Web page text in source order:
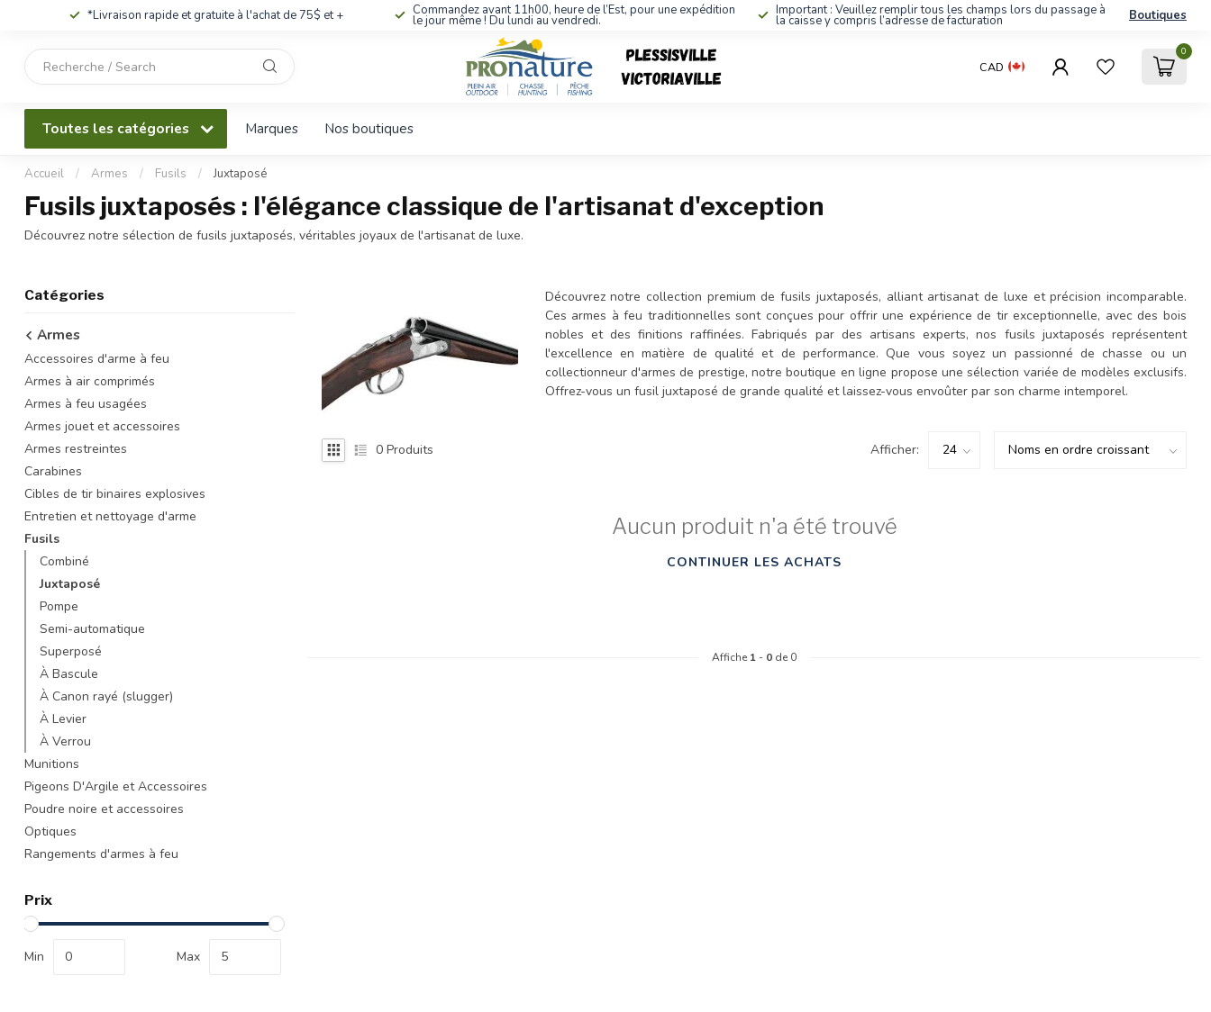
*Livraison rapide et gratuite à l'achat de 75$ et + Commandez avant 11h00, heure de l’Est, pour une expédition
le jour même ! Du lundi au vendredi.
Important : Veuillez remplir tous les champs lors du passage à
la caisse y compris l’adresse de facturation Boutiques
et
le
résultat
disponible.
résultat
recherche
sélectionné.
CAD
0
Toutes les catégories Marques Nos boutiques
Accueil / Armes / Fusils / Juxtaposé
Fusils juxtaposés : l'élégance classique de l'artisanat d'exception
Découvrez notre sélection de fusils juxtaposés, véritables joyaux de l'artisanat de luxe.
Catégories
Armes
Accessoires d'arme à feu
Armes à air comprimés
Armes à feu usagées
Armes jouet et accessoires
Armes restreintes
Carabines
Cibles de tir binaires explosives
Entretien et nettoyage d'arme
Fusils
Combiné
Juxtaposé
Pompe
Semi-automatique
Superposé
À Bascule
À Canon rayé (slugger)
À Levier
À Verrou
Munitions
Pigeons D'Argile et Accessoires
Poudre noire et accessoires
Optiques
Rangements d'armes à feu
Prix
Min Max
Découvrez notre collection premium de fusils juxtaposés, alliant artisanat de luxe et précision incomparable.
Ces armes à feu traditionnelles sont conçues pour offrir une expérience de tir exceptionnelle, avec des bois
nobles et des finitions raffinées. Fabriqués par des artisans experts, nos fusils juxtaposés représentent
l'excellence en matière de qualité et de performance. Que vous soyez un passionné de chasse ou un
collectionneur d'armes de prestige, notre boutique en ligne propose une sélection variée de modèles exclusifs.
Offrez-vous un fusil juxtaposé de grande qualité et laissez-vous envoûter par son charme intemporel.
0 Produits Afficher:
Aucun produit n'a été trouvé
CONTINUER LES ACHATS
Affiche 1 - 0 de 0